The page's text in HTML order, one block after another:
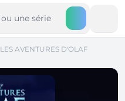
LES AVENTURES D'OLAF